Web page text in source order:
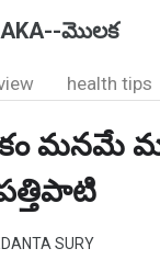
మొలక
health tips
SURY